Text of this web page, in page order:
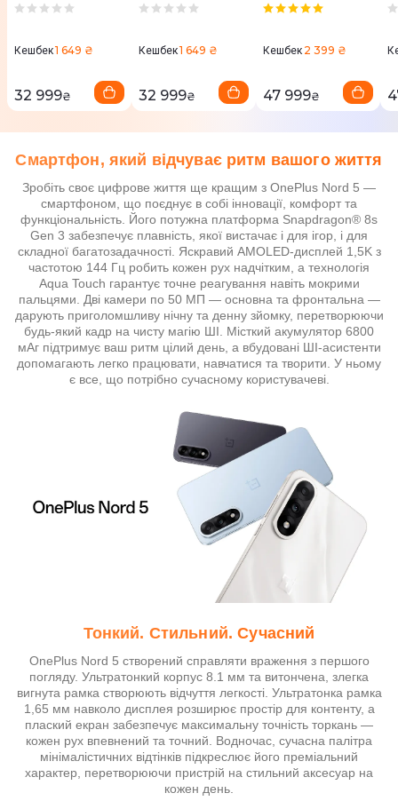
Кешбек1 649 ₴
32 999₴
Кешбек1 649 ₴
32 999₴
Кешбек 2 399 ₴
47 999₴
Смартфон, який відчуває ритм вашого життя
Зробіть своє цифрове життя ще кращим з OnePlus Nord 5 —
смартфоном, що поєднує в собі інновації, комфорт та
функціональність. Його потужна платформа Snapdragon® 8s
Gen 3 забезпечує плавність, якої вистачає і для ігор, і для
складної багатозадачності. Яскравий AMOLED-дисплей 1,5K з
частотою 144 Гц робить кожен рух надчітким, а технологія
Aqua Touch гарантує точне реагування навіть мокрими
пальцями. Дві камери по 50 МП — основна та фронтальна —
дарують приголомшливу нічну та денну зйомку, перетворюючи
будь-який кадр на чисту магію ШІ. Місткий акумулятор 6800
мАг підтримує ваш ритм цілий день, а вбудовані ШІ-асистенти
допомагають легко працювати, навчатися та творити. У ньому
є все, що потрібно сучасному користувачеві.
Тонкий. Стильний. Сучасний
OnePlus Nord 5 створений справляти враження з першого
погляду. Ультратонкий корпус 8.1 мм та витончена, злегка
вигнута рамка створюють відчуття легкості. Ультратонка рамка
1,65 мм навколо дисплея розширює простір для контенту, а
плаский екран забезпечує максимальну точність торкань —
кожен рух впевнений та точний. Водночас, сучасна палітра
мінімалістичних відтінків підкреслює його преміальний
характер, перетворюючи пристрій на стильний аксесуар на
кожен день.